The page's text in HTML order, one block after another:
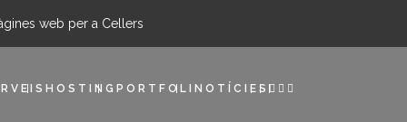
web per a Cellers
HOSTING PORTFOLI NOTÍCIES